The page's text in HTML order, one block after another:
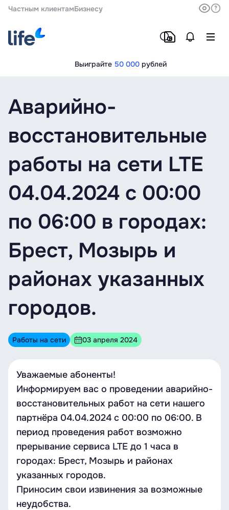
Частным клиентамБизнесу
Выиграйте 50 000 рублей
Аварийно-
восстановительные
работы на сети LTE
04.04.2024 с 00:00
по 06:00 в городах:
Брест, Мозырь и
районах указанных
городов.
Работы на сети 03 апреля 2024
Уважаемые абоненты!
Информируем вас о проведении аварийно-
восстановительных работ на сети нашего
партнёра 04.04.2024 с 00:00 по 06:00. В
период проведения работ возможно
прерывание сервиса LTE до 1 часа в
городах: Брест, Мозырь и районах
указанных городов.
Приносим свои извинения за возможные
неудобства.